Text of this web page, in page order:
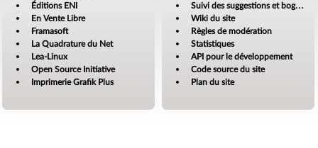
Éditions ENI
En Vente Libre
Framasoft
La Quadrature du Net
Lea-Linux
Open Source Initiative
Imprimerie Grafik Plus
Suivi des suggestions et bogues
Wiki du site
Règles de modération
Statistiques
API pour le développement
Code source du site
Plan du site